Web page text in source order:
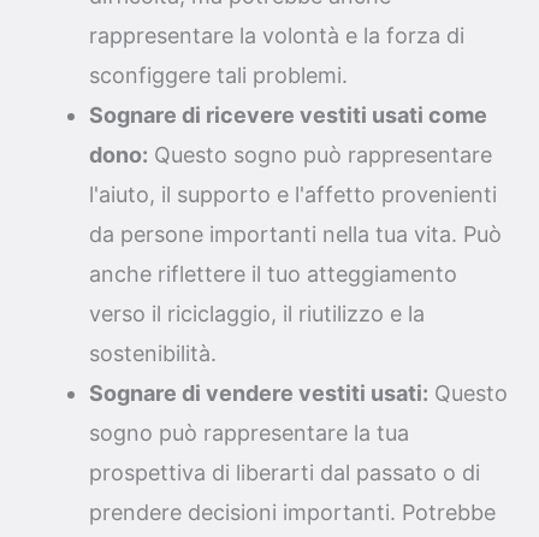
rappresentare la volontà e la forza di
sconfiggere tali problemi.
Sognare di ricevere vestiti usati come
dono: Questo sogno può rappresentare
l'aiuto, il supporto e l'affetto provenienti
da persone importanti nella tua vita. Può
anche riflettere il tuo atteggiamento
verso il riciclaggio, il riutilizzo e la
sostenibilità.
Sognare di vendere vestiti usati: Questo
sogno può rappresentare la tua
prospettiva di liberarti dal passato o di
prendere decisioni importanti. Potrebbe